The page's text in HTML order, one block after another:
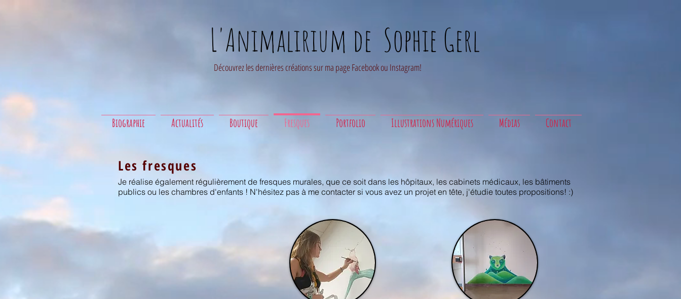
L'Animalirium de Sophie Gerl
Découvrez les dernières créations sur ma page Facebook ou Instagram!
Biographie Actualités Boutique Fresques Portfolio Illustrations Numériques Médias Contact
Les fresques
Je réalise également régulièrement de fresques murales, que ce soit dans les hôpitaux, les cabinets médicaux, les bâtiments
publics ou les chambres d'enfants ! N'hésitez pas à me contacter si vous avez un projet en tête, j'étudie toutes propositions! :)